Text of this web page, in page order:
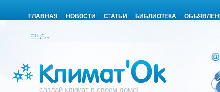
ГЛАВНАЯ НОВОСТИ СТАТЬИ БИБЛИОТЕКА
ЕЩЕ...
создай климат в своем доме!